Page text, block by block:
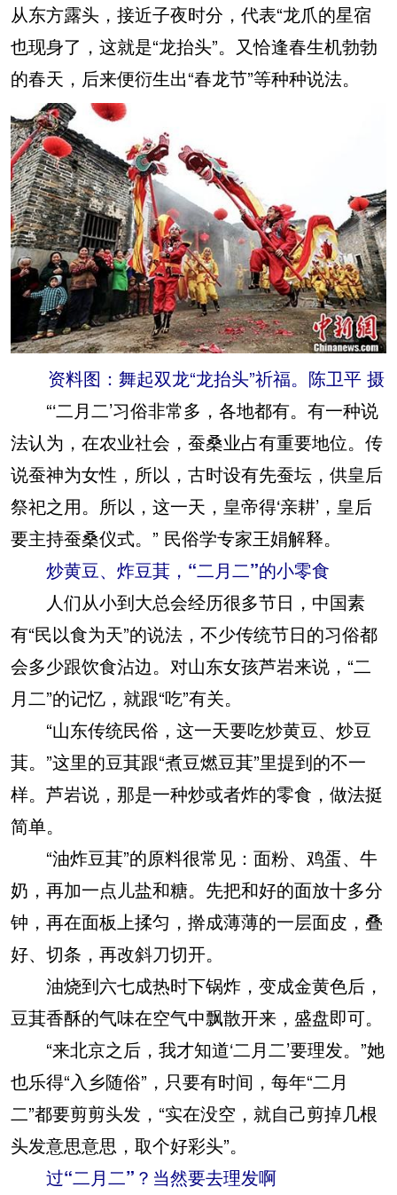
从东方露头，接近子夜时分，代表“龙爪的星宿
也现身了，这就是“龙抬头”。又恰逢春生机勃勃
的春天，后来便衍生出“春龙节”等种种说法。
资料图：舞起双龙“龙抬头”祈福。陈卫平 摄
“‘二月二’习俗非常多，各地都有。有一种说
法认为，在农业社会，蚕桑业占有重要地位。传
说蚕神为女性，所以，古时设有先蚕坛，供皇后
祭祀之用。所以，这一天，皇帝得‘亲耕’，皇后
要主持蚕桑仪式。” 民俗学专家王娟解释。
炒黄豆、炸豆萁，“二月二”的小零食
人们从小到大总会经历很多节日，中国素
有“民以食为天”的说法，不少传统节日的习俗都
会多少跟饮食沾边。对山东女孩芦岩来说，“二
月二”的记忆，就跟“吃”有关。
“山东传统民俗，这一天要吃炒黄豆、炒豆
萁。”这里的豆萁跟“煮豆燃豆萁”里提到的不一
样。芦岩说，那是一种炒或者炸的零食，做法挺
简单。
“油炸豆萁”的原料很常见：面粉、鸡蛋、牛
奶，再加一点儿盐和糖。先把和好的面放十多分
钟，再在面板上揉匀，擀成薄薄的一层面皮，叠
好、切条，再改斜刀切开。
油烧到六七成热时下锅炸，变成金黄色后，
豆萁香酥的气味在空气中飘散开来，盛盘即可。
“来北京之后，我才知道‘二月二’要理发。”她
也乐得“入乡随俗”，只要有时间，每年“二月
二”都要剪剪头发，“实在没空，就自己剪掉几根
头发意思意思，取个好彩头”。
过“二月二”？当然要去理发啊